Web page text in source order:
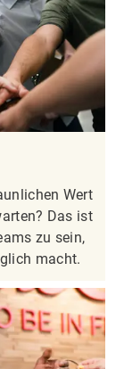
Wert
Das ist
zu sein,
macht.